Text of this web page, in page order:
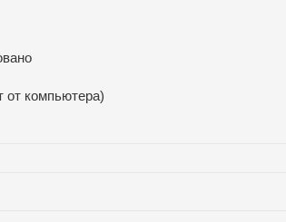
от компьютера)